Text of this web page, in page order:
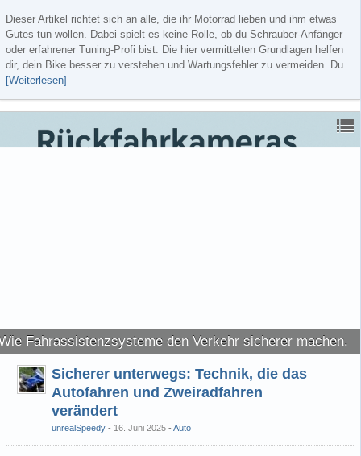
Dieser Artikel richtet sich an alle, die ihr Motorrad lieben und ihm etwas
Gutes tun wollen. Dabei spielt es keine Rolle, ob du Schrauber-Anfänger
oder erfahrener Tuning-Profi bist: Die hier vermittelten Grundlagen helfen
dir, dein Bike besser zu verstehen und Wartungsfehler zu vermeiden. Du…
[Weiterlesen]
Fahrassistenzsysteme den Verkehr sicherer machen.
Sicherer unterwegs: Technik, die das
Autofahren und Zweiradfahren
verändert
unrealSpeedy 16. Juni 2025 - Auto